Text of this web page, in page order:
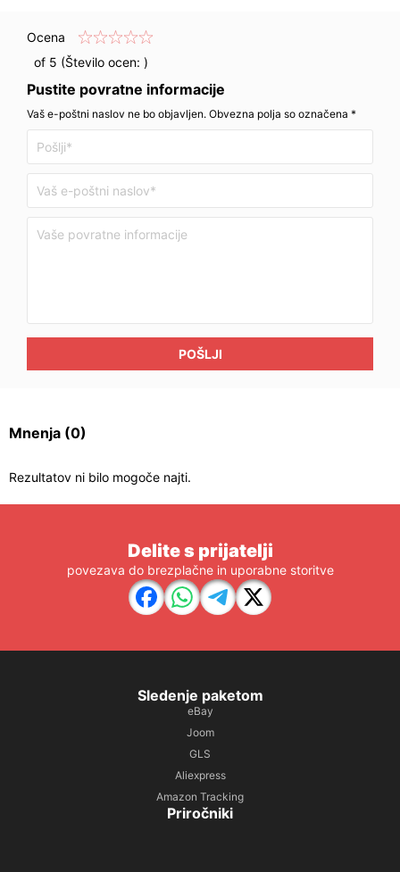
Ocena
of 5 (Število ocen: )
Pustite povratne informacije
Vaš e-poštni naslov ne bo objavljen. Obvezna polja so označena *
POŠLJI
Mnenja (0)
Rezultatov ni bilo mogoče najti.
Delite s prijatelji
povezava do brezplačne in uporabne storitve
Sledenje paketom
eBay
Joom
GLS
Aliexpress
Amazon Tracking
Priročniki